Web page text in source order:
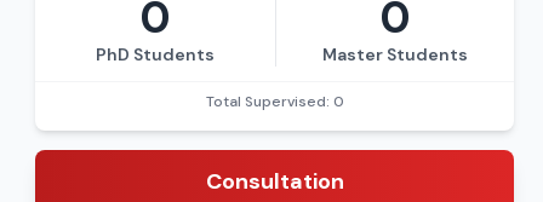
0
PhD Students
0
Master Students
Total Supervised: 0
Consultation